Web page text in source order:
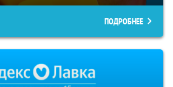
ПОДРОБНЕЕ